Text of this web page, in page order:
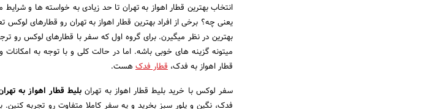
انتخاب بهترین قطار اهواز به تهران تا حد زیادی به خواسته ها و
یعنی چه؟ برخی از افراد بهترین قطار اهواز به تهران رو قطارهای
بهترین در نظر میگیرن. برای گروه اول که سفر با قطارهای لوکس رو
میتونه گزینه های خوبی باشه. اما در حالت کلی و با توجه به
قطار اهواز به فدک، قطار فدک هست.
سفر لوکس با خرید بلیط قطار اهواز به تهران بلیط قطار اهواز به
فدک، نگین و پلور سبز بخرید و یه سفر کاملا متفاوت رو تجربه کنین.